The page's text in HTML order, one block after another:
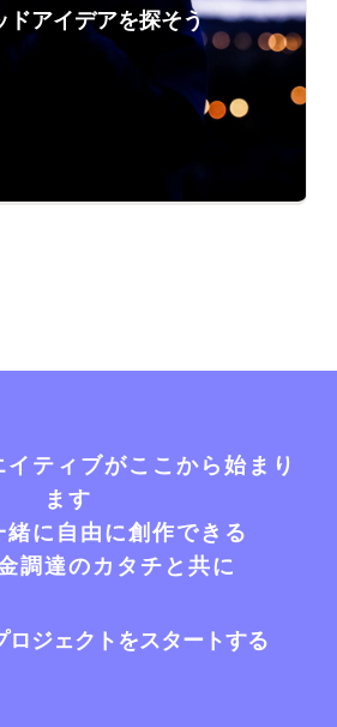
ドアイデアを探そう
ティブがここから始まり
ます
緒に自由に創作できる
調達のカタチと共に
ロジェクトをスタートする